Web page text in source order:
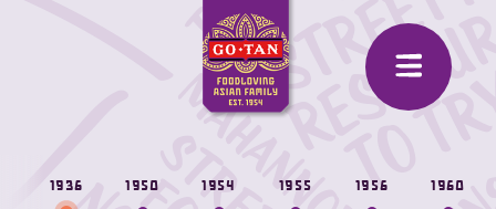
1936 1950 1954 1955 1956 1960